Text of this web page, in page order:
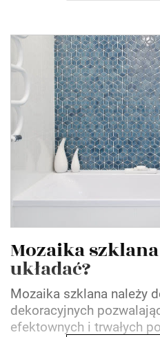
Mozaika
układać?
Mozaika szklana należy
dekoracyjnych
efektownych i trwałych